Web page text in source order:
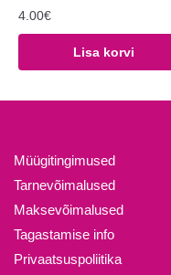
4.00€
Lisa korvi
Müügitingimused
Tarnevõimalused
Maksevõimalused
Tagastamise info
Privaatsuspoliitika